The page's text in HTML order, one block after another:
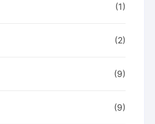
(1)
(2)
(9)
(9)